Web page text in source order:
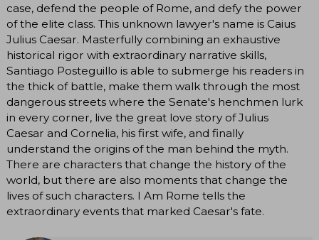
case, defend the people of Rome, and defy the power
of the elite class. This unknown lawyer's name is Caius
Julius Caesar. Masterfully combining an exhaustive
historical rigor with extraordinary narrative skills,
Santiago Posteguillo is able to submerge his readers in
the thick of battle, make them walk through the most
dangerous streets where the Senate's henchmen lurk
in every corner, live the great love story of Julius
Caesar and Cornelia, his first wife, and finally
understand the origins of the man behind the myth.
There are characters that change the history of the
world, but there are also moments that change the
lives of such characters. I Am Rome tells the
extraordinary events that marked Caesar's fate.